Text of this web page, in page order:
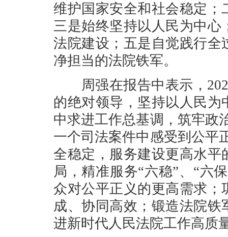
维护国家安全和社会稳定
三是始终坚持以人民为中
法院建设；五是自觉践行
净担当的法院铁军。
周强在报告中表示，
的绝对领导，坚持以人民
中求进工作总基调，筑牢政
一个司法案件中感受到公平
全稳定，服务建设更高水
局，精准服务“六稳”、“六
众对公平正义的更高需求
成、协同高效；锻造法院
进新时代人民法院工作高质